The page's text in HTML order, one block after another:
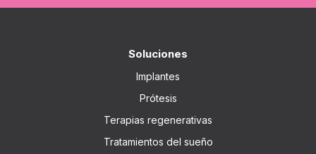
Soluciones
Implantes
Prótesis
Terapias regenerativas
Tratamientos del sueño